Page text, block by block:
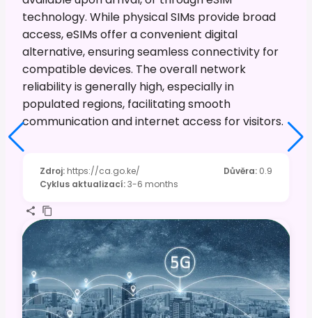
technology. While physical SIMs provide broad
access, eSIMs offer a convenient digital
alternative, ensuring seamless connectivity for
compatible devices. The overall network
reliability is generally high, especially in
populated regions, facilitating smooth
communication and internet access for visitors.
Zdroj: https://ca.go.ke/ Důvěra: 0.9
Cyklus aktualizací:3-6 months